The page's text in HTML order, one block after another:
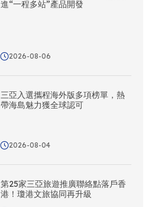
進“一程多站”產品開發
2026-08-06
三亞入選攜程海外版多項榜單，熱
帶海島魅力獲全球認可
2026-08-04
第25家三亞旅遊推廣聯絡點落戶香
港！瓊港文旅協同再升級